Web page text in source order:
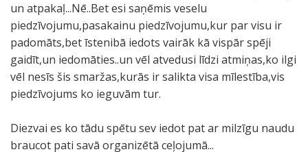
un atpakaļ...Nē..Bet esi saņēmis veselu
piedzīvojumu,pasakainu piedzīvojumu,kur par visu ir
padomāts,bet īstenibā iedots vairāk kā vispār spēji
gaidīt,un iedomāties..un vēl atvedusi līdzi atmiņas,ko ilgi
vēl nesīs šis smaržas,kurās ir salikta visa mīlestība,vis
piedzīvojums ko ieguvām tur.
Diezvai es ko tādu spētu sev iedot pat ar milzīgu naudu
braucot pati savā organizētā ceļojumā...